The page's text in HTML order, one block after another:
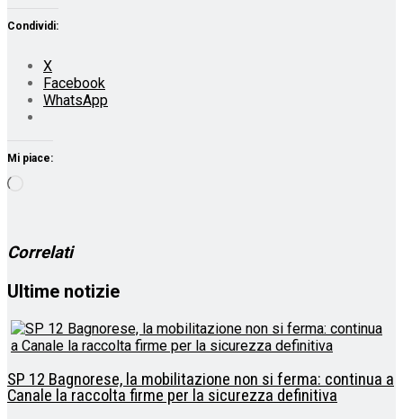
Condividi:
X
Facebook
WhatsApp
Mi piace:
Correlati
Ultime notizie
SP 12 Bagnorese, la mobilitazione non si ferma: continua a
Canale la raccolta firme per la sicurezza definitiva